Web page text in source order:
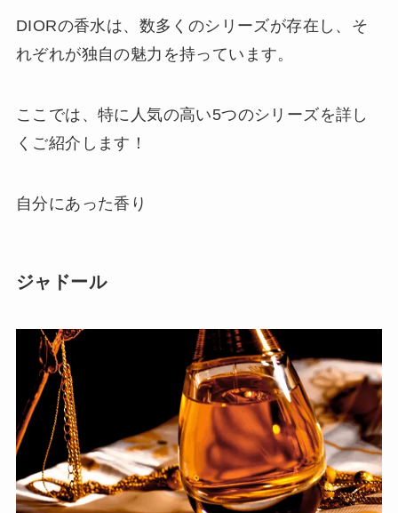
DIORの香水は、数多くのシリーズが存在し、そ
れぞれが独自の魅力を持っています。
ここでは、特に人気の高い5つのシリーズを詳し
くご紹介します！
自分にあった香り
ジャドール